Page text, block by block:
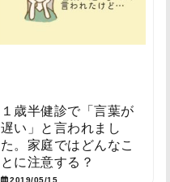
１歳半健診で「言葉が
遅い」と言われまし
た。家庭ではどんなこ
とに注意する？
2019/05/15